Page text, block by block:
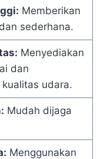
Memberikan
sederhana.
Menyediakan
dan
udara.
Mudah dijaga
Menggunakan